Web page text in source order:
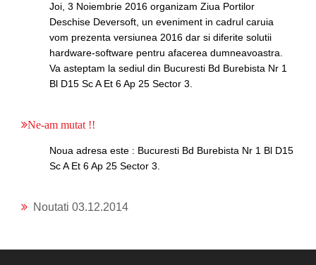
Joi, 3 Noiembrie 2016 organizam Ziua Portilor
Deschise Deversoft, un eveniment in cadrul caruia
vom prezenta versiunea 2016 dar si diferite solutii
hardware-software pentru afacerea dumneavoastra.
Va asteptam la sediul din Bucuresti Bd Burebista Nr 1
Bl D15 Sc A Et 6 Ap 25 Sector 3.
Ne-am mutat !!
Noua adresa este : Bucuresti Bd Burebista Nr 1 Bl D15
Sc A Et 6 Ap 25 Sector 3.
Noutati 03.12.2014